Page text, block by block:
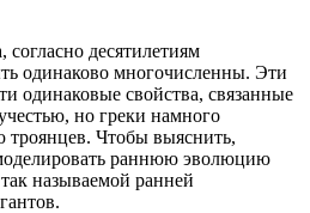
десятилетиям
одинаково многочисленны. Эти
одинаковые свойства, связанные
но греки намного
троянцев. Чтобы выяснить,
раннюю эволюцию
называемой ранней